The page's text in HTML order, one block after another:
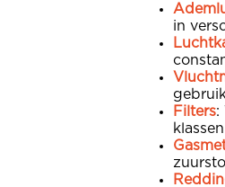
in
Filters: